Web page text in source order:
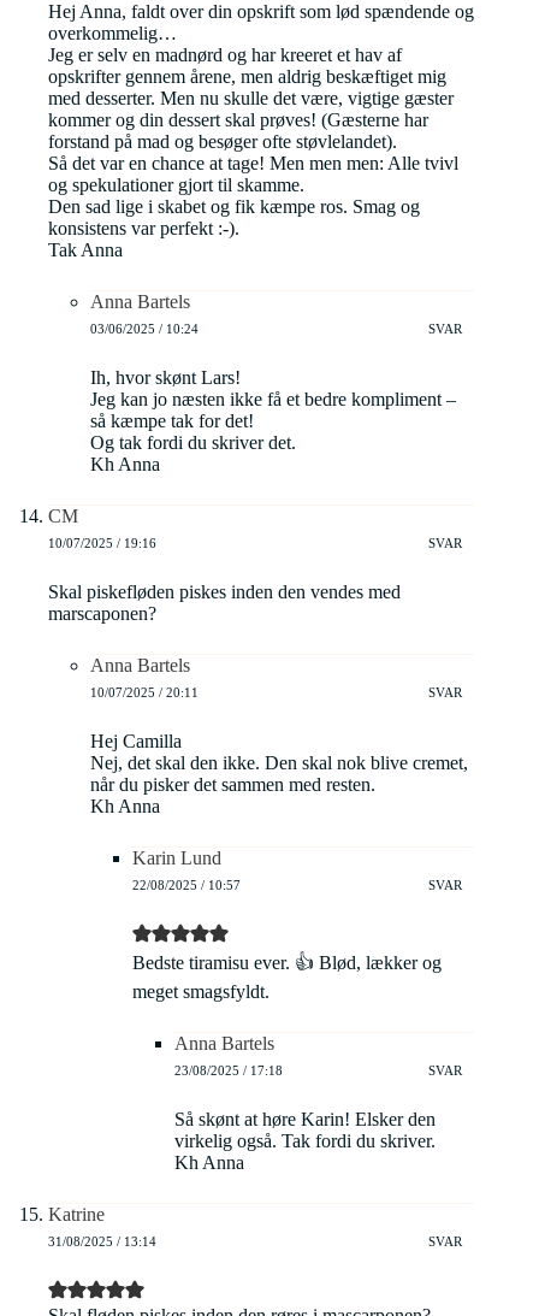
Hej Anna, faldt over din opskrift som lød spændende og
overkommelig…
Jeg er selv en madnørd og har kreeret et hav af
opskrifter gennem årene, men aldrig beskæftiget mig
med desserter. Men nu skulle det være, vigtige gæster
kommer og din dessert skal prøves! (Gæsterne har
forstand på mad og besøger ofte støvlelandet).
Så det var en chance at tage! Men men men: Alle tvivl
og spekulationer gjort til skamme.
Den sad lige i skabet og fik kæmpe ros. Smag og
konsistens var perfekt :-).
Tak Anna
Anna Bartels
03/06/2025 / 10:24 SVAR
Ih, hvor skønt Lars!
Jeg kan jo næsten ikke få et bedre kompliment –
så kæmpe tak for det!
Og tak fordi du skriver det.
Kh Anna
CM
10/07/2025 / 19:16 SVAR
Skal piskefløden piskes inden den vendes med
marscaponen?
Anna Bartels
10/07/2025 / 20:11 SVAR
Hej Camilla
Nej, det skal den ikke. Den skal nok blive cremet,
når du pisker det sammen med resten.
Kh Anna
Karin Lund
22/08/2025 / 10:57 SVAR
Bedste tiramisu ever. 👍 Blød, lækker og
meget smagsfyldt.
Anna Bartels
23/08/2025 / 17:18 SVAR
Så skønt at høre Karin! Elsker den
virkelig også. Tak fordi du skriver.
Kh Anna
Katrine
31/08/2025 / 13:14 SVAR